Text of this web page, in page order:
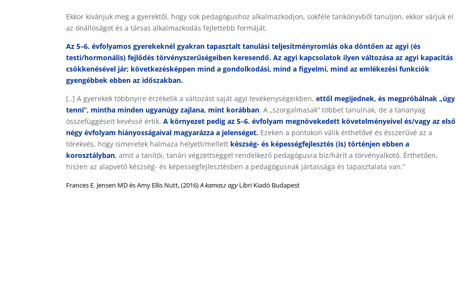
Ekkor kívánjuk meg a gyerektől, hogy sok pedagógushoz alkalmazkodjon, sokféle tankönyvből tanuljon, ekkor várjuk el
az önállóságot és a társas alkalmazkodás fejlettebb formáját.
Az 5–6. évfolyamos gyerekeknél gyakran tapasztalt tanulási teljesítményromlás oka döntően az agyi (és
testi/hormonális) fejlődés törvényszerűségeiben keresendő. Az agyi kapcsolatok ilyen változása az agyi kapacitás
csökkenésével jár; következésképpen mind a gondolkodási, mind a figyelmi, mind az emlékezési funkciók
gyengébbek ebben az időszakban.
[..] A gyerekek többnyire érzékelik a változást saját agyi tevékenységeikben,ettől megijednek, és megpróbálnak „úgy
tenni”, mintha minden ugyanúgy zajlana, mint korábban. A „szorgalmasak” többet tanulnak, de a tananyag
összefüggéseit kevéssé értik.A környezet pedig az 5–6. évfolyam megnövekedett követelményeivel és/vagy az első
négy évfolyam hiányosságaival magyarázza a jelenséget. Ezeken a pontokon válik érthetővé és ésszerűvé az a
törekvés, hogy ismeretek halmaza helyett/mellett készség- és képességfejlesztés (is) történjen ebben a
korosztályban, amit a tanítói, tanári végzettséggel rendelkező pedagógusra bíz/hárít a törvényalkotó. Érthetően,
hiszen az alapvető készség- és képességfejlesztésben a pedagógusnak jártassága és tapasztalata van.”
Frances E. Jensen MD és Amy Ellis Nutt, (2016)A kamasz agyLibri Kiadó Budapest